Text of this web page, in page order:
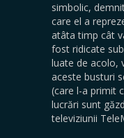
simbolic,
care el a
atâta timp cât
fost ridicate
luate de acolo,
aceste busturi
(care l-a primit
lucrări sunt
televiziunii